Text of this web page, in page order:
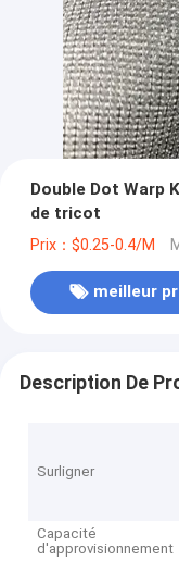
Double Dot Warp
de tricot
Prix：$0.25-0.4/M
meilleur
Description De
Surligner
Capacité
d'approvisionnement